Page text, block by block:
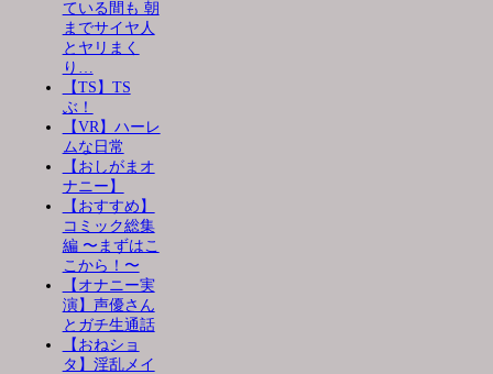
ている間も 朝
までサイヤ人
とヤリまく
り…
【TS】TS
ぶ！
【VR】ハーレ
ムな日常
【おしがまオ
ナニー】
【おすすめ】
コミック総集
編 〜まずはこ
こから！〜
【オナニー実
演】声優さん
とガチ生通話
【おねショ
タ】淫乱メイ